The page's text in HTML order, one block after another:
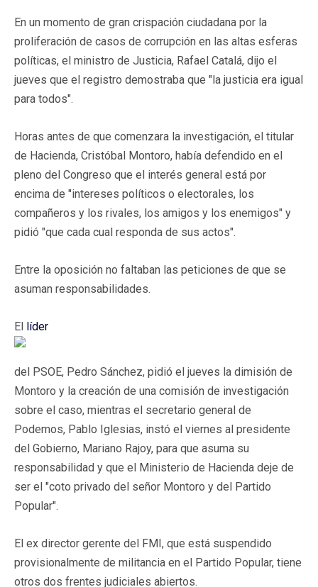
En un momento de gran crispación ciudadana por la
proliferación de casos de corrupción en las altas esferas
políticas, el ministro de Justicia, Rafael Catalá, dijo el
jueves que el registro demostraba que "la justicia era igual
para todos".
Horas antes de que comenzara la investigación, el titular
de Hacienda, Cristóbal Montoro, había defendido en el
pleno del Congreso que el interés general está por
encima de "intereses políticos o electorales, los
compañeros y los rivales, los amigos y los enemigos" y
pidió "que cada cual responda de sus actos".
Entre la oposición no faltaban las peticiones de que se
asuman responsabilidades.
El líder
del PSOE, Pedro Sánchez, pidió el jueves la dimisión de
Montoro y la creación de una comisión de investigación
sobre el caso, mientras el secretario general de
Podemos, Pablo Iglesias, instó el viernes al presidente
del Gobierno, Mariano Rajoy, para que asuma su
responsabilidad y que el Ministerio de Hacienda deje de
ser el "coto privado del señor Montoro y del Partido
Popular".
El ex director gerente del FMI, que está suspendido
provisionalmente de militancia en el Partido Popular, tiene
otros dos frentes judiciales abiertos.